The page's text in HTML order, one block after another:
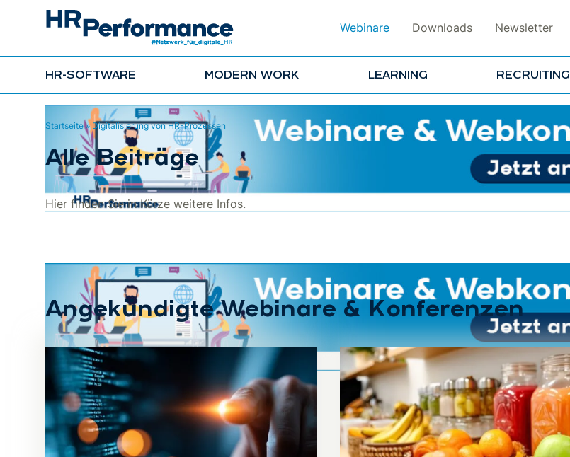
Webinare Downloads Newsletter
HR-SOFTWARE MODERN WORK LEARNING RECRUITING
Startseite»Digitalisierung von HR-Prozessen
Alle Beiträge
Hier finden Sie in Kürze weitere Infos.
Angekündigte Webinare & Konferenzen